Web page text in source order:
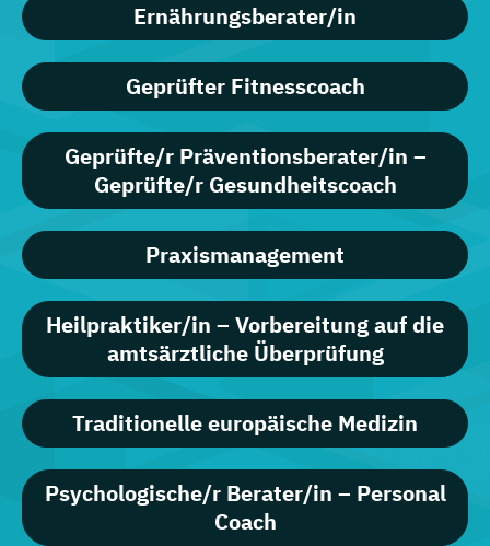
Ernährungsberater/in
Geprüfter Fitnesscoach
Geprüfte/r Präventionsberater/in –
Geprüfte/r Gesundheitscoach
Praxismanagement
Heilpraktiker/in – Vorbereitung auf die
amtsärztliche Überprüfung
Traditionelle europäische Medizin
Psychologische/r Berater/in – Personal
Coach